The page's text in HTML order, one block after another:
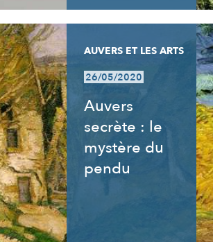
AUVERS ET LES ARTS
26/05/2020
Auvers
secrète : le
mystère du
pendu